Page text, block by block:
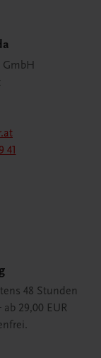
GmbH
41
48 Stunden
29,00 EUR